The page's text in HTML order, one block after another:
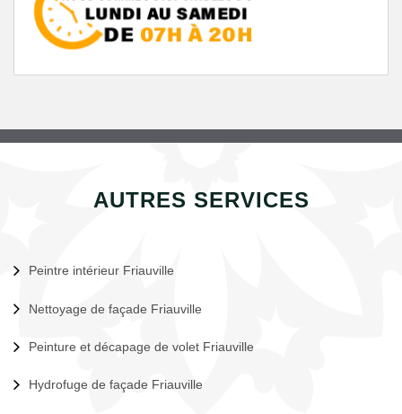
AUTRES SERVICES
Peintre intérieur Friauville
Nettoyage de façade Friauville
Peinture et décapage de volet Friauville
Hydrofuge de façade Friauville